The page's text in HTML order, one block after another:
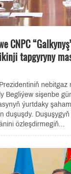
CNPC
tapgyryny
nebitgaz
Begliýew sişenbe
ýurtdaky
duşuşdy.
özleşdirmegiň...